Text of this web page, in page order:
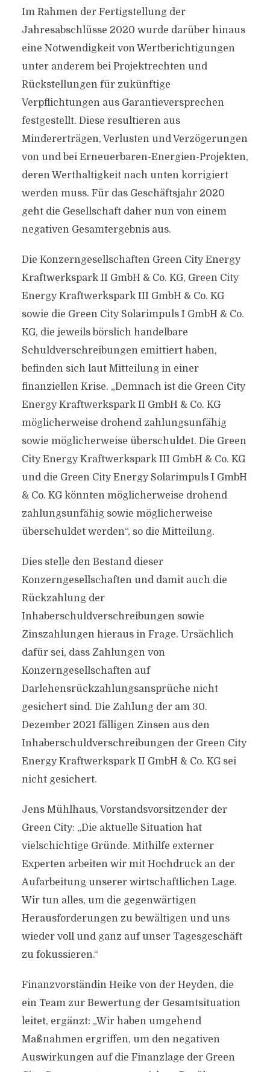
Im Rahmen der Fertigstellung der
Jahresabschlüsse 2020 wurde darüber hinaus
eine Notwendigkeit von Wertberichtigungen
unter anderem bei Projektrechten und
Rückstellungen für zukünftige
Verpflichtungen aus Garantieversprechen
festgestellt. Diese resultieren aus
Mindererträgen, Verlusten und Verzögerungen
von und bei Erneuerbaren-Energien-Projekten,
deren Werthaltigkeit nach unten korrigiert
werden muss. Für das Geschäftsjahr 2020
geht die Gesellschaft daher nun von einem
negativen Gesamtergebnis aus.
Die Konzerngesellschaften Green City Energy
Kraftwerkspark II GmbH & Co. KG, Green City
Energy Kraftwerkspark III GmbH & Co. KG
sowie die Green City Solarimpuls I GmbH & Co.
KG, die jeweils börslich handelbare
Schuldverschreibungen emittiert haben,
befinden sich laut Mitteilung in einer
finanziellen Krise. „Demnach ist die Green City
Energy Kraftwerkspark II GmbH & Co. KG
möglicherweise drohend zahlungsunfähig
sowie möglicherweise überschuldet. Die Green
City Energy Kraftwerkspark III GmbH & Co. KG
und die Green City Energy Solarimpuls I GmbH
& Co. KG könnten möglicherweise drohend
zahlungsunfähig sowie möglicherweise
überschuldet werden“, so die Mitteilung.
Dies stelle den Bestand dieser
Konzerngesellschaften und damit auch die
Rückzahlung der
Inhaberschuldverschreibungen sowie
Zinszahlungen hieraus in Frage. Ursächlich
dafür sei, dass Zahlungen von
Konzerngesellschaften auf
Darlehensrückzahlungsansprüche nicht
gesichert sind. Die Zahlung der am 30.
Dezember 2021 fälligen Zinsen aus den
Inhaberschuldverschreibungen der Green City
Energy Kraftwerkspark II GmbH & Co. KG sei
nicht gesichert.
Jens Mühlhaus, Vorstandsvorsitzender der
Green City: „Die aktuelle Situation hat
vielschichtige Gründe. Mithilfe externer
Experten arbeiten wir mit Hochdruck an der
Aufarbeitung unserer wirtschaftlichen Lage.
Wir tun alles, um die gegenwärtigen
Herausforderungen zu bewältigen und uns
wieder voll und ganz auf unser Tagesgeschäft
zu fokussieren.“
Finanzvorständin Heike von der Heyden, die
ein Team zur Bewertung der Gesamtsituation
leitet, ergänzt: „Wir haben umgehend
Maßnahmen ergriffen, um den negativen
Auswirkungen auf die Finanzlage der Green